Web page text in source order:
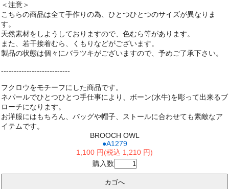
＜注意＞
こちらの商品は全て手作りの為、ひとつひとつのサイズが異なりま
す。
天然素材をしようしておりますので、色むら等があります。
また、若干接着むら、くもりなどがございます。
製品の状態は個々にバラツキがございますので、予めご了承下さい。
---------------------------
フクロウをモチーフにした商品です。
ネパールでひとつひとつ手仕事により、ボーン(水牛)を彫って出来るブ
ローチになります。
お洋服にはもちろん、バッグや帽子、ストールに合わせても素敵なア
イテムです。
BROOCH OWL
●A1279
1,100 円(税込 1,210 円)
購入数